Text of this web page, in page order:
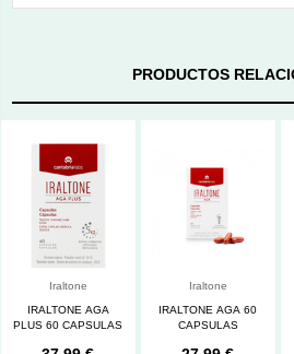
PRODUCTOS
Iraltone
IRALTONE AGA
PLUS 60 CAPSULAS
Iraltone
IRALTONE AGA 60
CAPSULAS